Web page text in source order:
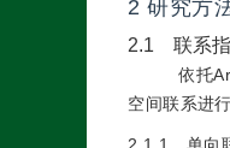
2 研究方
2.1 联系
依托
空间联系进行